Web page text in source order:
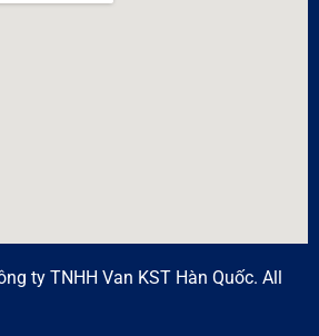
ty TNHH Van KST Hàn Quốc. All